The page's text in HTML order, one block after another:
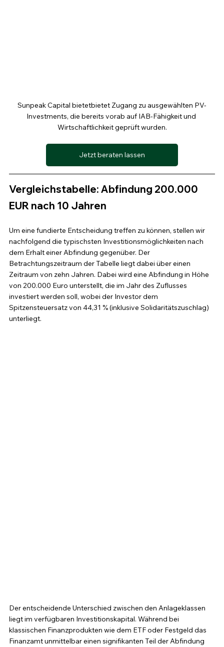
Sunpeak Capital bietetbietet Zugang zu ausgewählten PV-
Investments, die bereits vorab auf IAB-Fähigkeit und
Wirtschaftlichkeit geprüft wurden.
Jetzt beraten lassen
Vergleichstabelle: Abfindung 200.000
EUR nach 10 Jahren
Um eine fundierte Entscheidung treffen zu können, stellen wir
nachfolgend die typischsten Investitionsmöglichkeiten nach
dem Erhalt einer Abfindung gegenüber. Der
Betrachtungszeitraum der Tabelle liegt dabei über einen
Zeitraum von zehn Jahren. Dabei wird eine Abfindung in Höhe
von 200.000 Euro unterstellt, die im Jahr des Zuflusses
investiert werden soll, wobei der Investor dem
Spitzensteuersatz von 44,31 % (inklusive Solidaritätszuschlag)
unterliegt.
Der entscheidende Unterschied zwischen den Anlageklassen
liegt im verfügbaren Investitionskapital. Während bei
klassischen Finanzprodukten wie dem ETF oder Festgeld das
Finanzamt unmittelbar einen signifikanten Teil der Abfindung